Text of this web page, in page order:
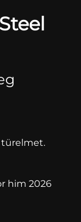
türelmet.
him 2026